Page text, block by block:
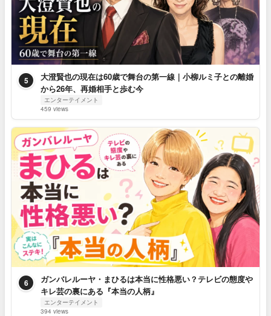
5
大澄賢也の現在は60歳で舞台の第一線｜小柳ルミ子との離婚
から26年、再婚相手と歩む今
エンターテイメント
459 views
6
ガンバレルーヤ・まひるは本当に性格悪い？テレビの態度や
キレ芸の裏にある『本当の人柄』
エンターテイメント
394 views